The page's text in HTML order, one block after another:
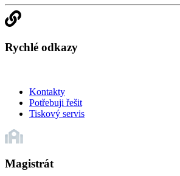
Rychlé odkazy
Kontakty
Potřebuji řešit
Tiskový servis
Magistrát